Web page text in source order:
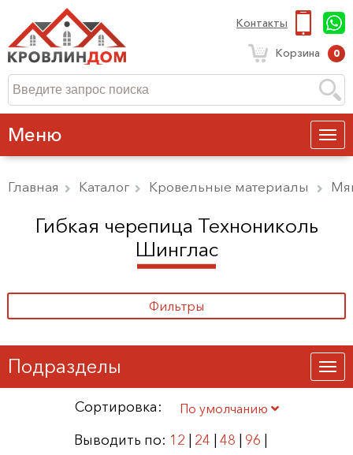
Контакты
Корзина 0
Меню
Главная Каталог Кровельные материалы
Гибкая черепица Технониколь
Шинглас
Фильтры
Подразделы
Сортировка: По умолчанию
Выводить по: 12 | 24 | 48 | 96 |